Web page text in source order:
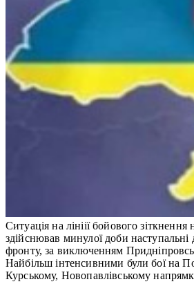
Ситуація на лініії бойового
здійснював минулої доби наступальні
фронту, за виключенням
Найбільш інтенсивними були бої на
Курському, Новопавлівському